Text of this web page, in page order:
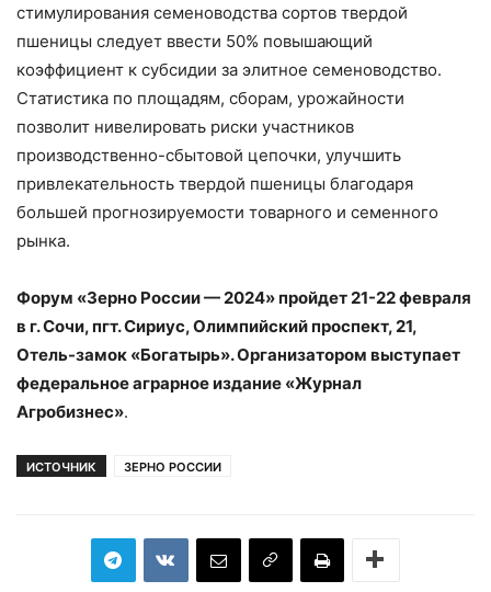
стимулирования семеноводства сортов твердой
пшеницы следует ввести 50% повышающий
коэффициент к субсидии за элитное семеноводство.
Статистика по площадям, сборам, урожайности
позволит нивелировать риски участников
производственно-сбытовой цепочки, улучшить
привлекательность твердой пшеницы благодаря
большей прогнозируемости товарного и семенного
рынка.
Форум «Зерно России — 2024» пройдет 21-22 февраля
в г. Сочи, пгт. Сириус, Олимпийский проспект, 21,
Отель-замок «Богатырь». Организатором выступает
федеральное аграрное издание «Журнал
Агробизнес».
ИСТОЧНИК ЗЕРНО РОССИИ